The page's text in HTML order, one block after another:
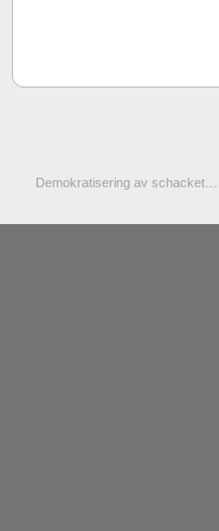
Demokratisering av schacket…